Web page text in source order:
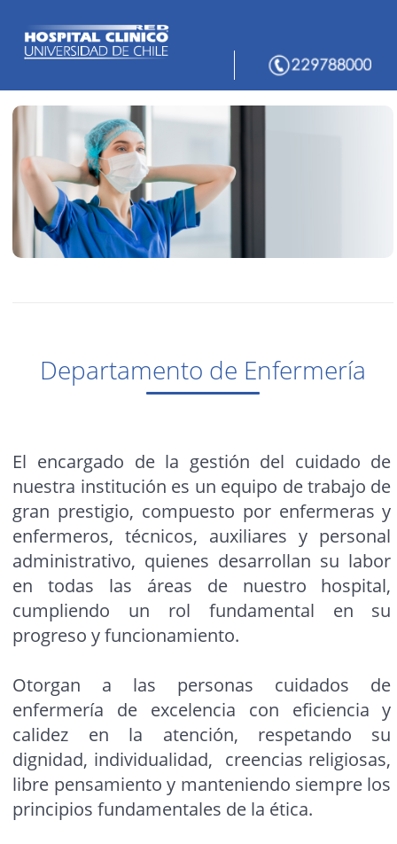
Departamento de Enfermería
El encargado de la gestión del cuidado de
nuestra institución es un equipo de trabajo de
gran prestigio, compuesto por enfermeras y
enfermeros, técnicos, auxiliares y personal
administrativo, quienes desarrollan su labor
en todas las áreas de nuestro hospital,
cumpliendo un rol fundamental en su
progreso y funcionamiento.
Otorgan a las personas cuidados de
enfermería de excelencia con eficiencia y
calidez en la atención, respetando su
dignidad, individualidad, creencias religiosas,
libre pensamiento y manteniendo siempre los
principios fundamentales de la ética.